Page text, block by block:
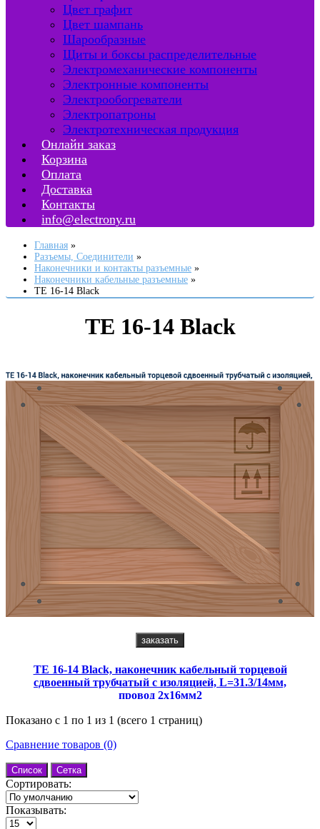
Цвет графит
Цвет шампань
Шарообразные
Щиты и боксы распределительные
Электромеханические компоненты
Электронные компоненты
Электрообогреватели
Электропатроны
Электротехническая продукция
Онлайн заказ
Корзина
Оплата
Доставка
Контакты
info@electrony.ru
Главная
Разъемы, Соединители
Наконечники и контакты разъемные
Наконечники кабельные разъемные
TE 16-14 Black
TE 16-14 Black
заказать
TE 16-14 Black, наконечник кабельный торцевой
сдвоенный трубчатый с изоляцией, L=31.3/14мм,
провод 2х16мм2
Показано с 1 по 1 из 1 (всего 1 страниц)
Сравнение товаров (0)
Список Сетка
Сортировать:
Показывать: